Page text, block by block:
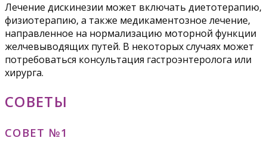
Лечение дискинезии может включать диетотерапию,
физиотерапию, а также медикаментозное лечение,
направленное на нормализацию моторной функции
желчевыводящих путей. В некоторых случаях может
потребоваться консультация гастроэнтеролога или
хирурга.
СОВЕТЫ
СОВЕТ №1